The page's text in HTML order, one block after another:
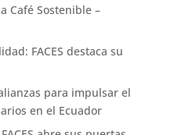
Café Sostenible –
FACES destaca su
para impulsar el
en el Ecuador